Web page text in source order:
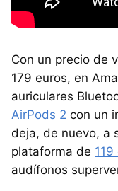
Con un precio de
179 euros, en
auriculares
AirPods 2 con un
deja, de nuevo, a
plataforma de 119
audífonos